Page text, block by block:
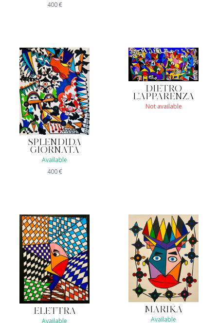
400€
SPLENDIDA
GIORNATA
Available
400€
DIETRO
L'APPARENZA
Not available
ELETTRA
Available
MARIKA
Available